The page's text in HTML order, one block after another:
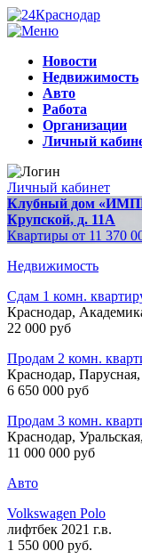
Новости
Недвижимость
Авто
Работа
Организации
Личный
Личный кабинет
Клубный дом
Крупской, д. 11А
Квартиры от 11 370
Недвижимость
Сдам 1 комн.
Краснодар,
22 000 руб
Продам 2 комн.
Краснодар,
6 650 000 руб
Продам 3 комн.
Краснодар,
11 000 000 руб
Авто
Volkswagen Polo
лифтбек 2021 г.в.
1 550 000 руб.